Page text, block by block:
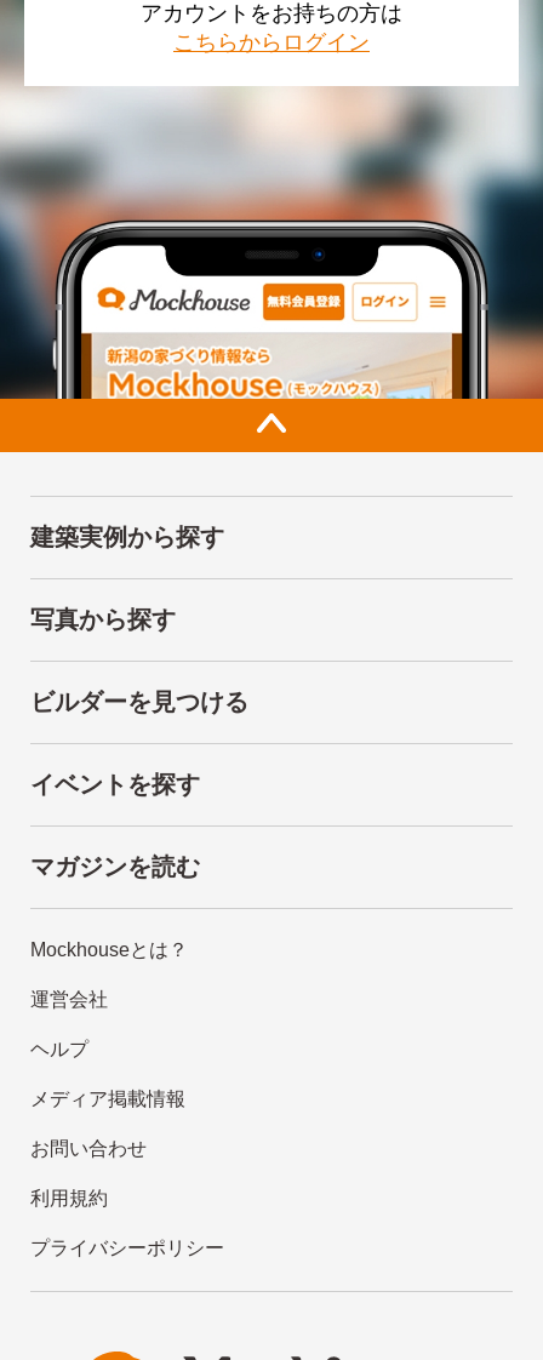
アカウントをお持ちの方は
こちらからログイン
建築実例から探す
写真から探す
ビルダーを見つける
イベントを探す
マガジンを読む
Mockhouseとは？
運営会社
ヘルプ
メディア掲載情報
お問い合わせ
利用規約
プライバシーポリシー